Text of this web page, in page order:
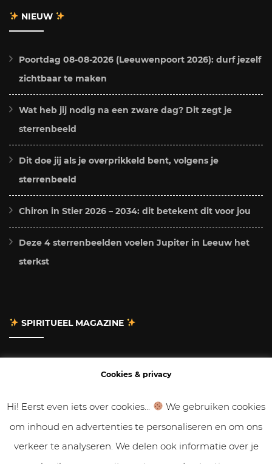
NIEUW
Poortdag 08-08-2026 (Leeuwenpoort 2026): durf jezelf
zichtbaar te maken
Wat heb jij nodig na een zware dag? Dit zegt je
sterrenbeeld
Dit doe jij als je overprikkeld bent, volgens je
sterrenbeeld
Chiron in Stier 2026 – 2034: dit betekent dit voor jou
Deze 4 sterrenbeelden voelen Jupiter in Leeuw het
sterkst
SPIRITUEEL MAGAZINE
Gastbloggen
Samenwerken
Cookies & privacy
Hi! Eerst even iets over cookies...
We gebruiken cookies
om inhoud en advertenties te personaliseren en om ons
verkeer te analyseren. We delen ook informatie over je